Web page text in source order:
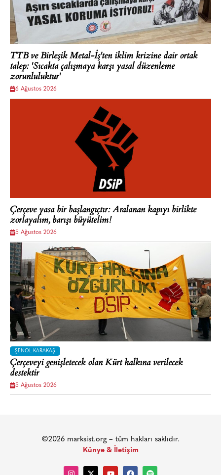
TTB ve Birleşik Metal-İş'ten iklim krizine dair ortak
talep: 'Sıcakta çalışmaya karşı yasal düzenleme
zorunluluktur'
6 Ağustos 2026
Çerçeve yasa bir başlangıçtır: Aralanan kapıyı birlikte
zorlayalım, barışı büyütelim!
5 Ağustos 2026
ŞENOL KARAKAŞ
Çerçeveyi genişletecek olan Kürt halkına verilecek
destektir
5 Ağustos 2026
©2026 marksist.org – tüm hakları saklıdır.
Künye & İletişim